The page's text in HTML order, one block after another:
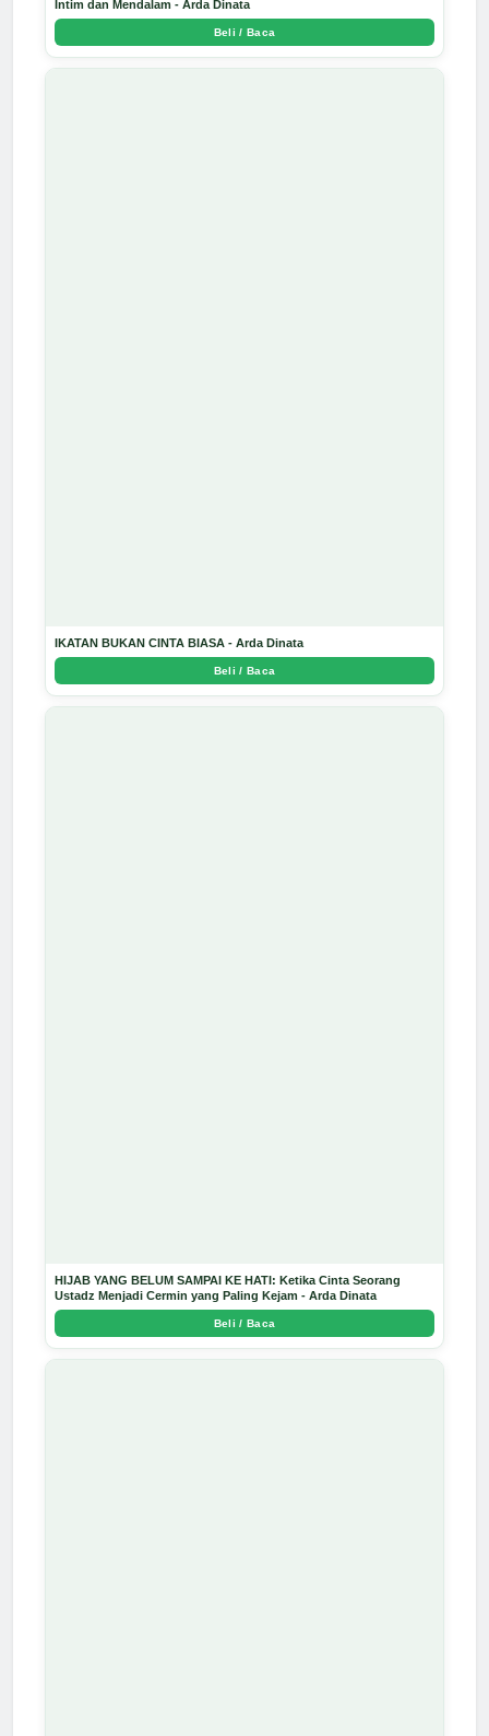
Intim dan Mendalam - Arda Dinata
Beli / Baca
IKATAN BUKAN CINTA BIASA - Arda Dinata
Beli / Baca
HIJAB YANG BELUM SAMPAI KE HATI: Ketika Cinta Seorang
Ustadz Menjadi Cermin yang Paling Kejam - Arda Dinata
Beli / Baca